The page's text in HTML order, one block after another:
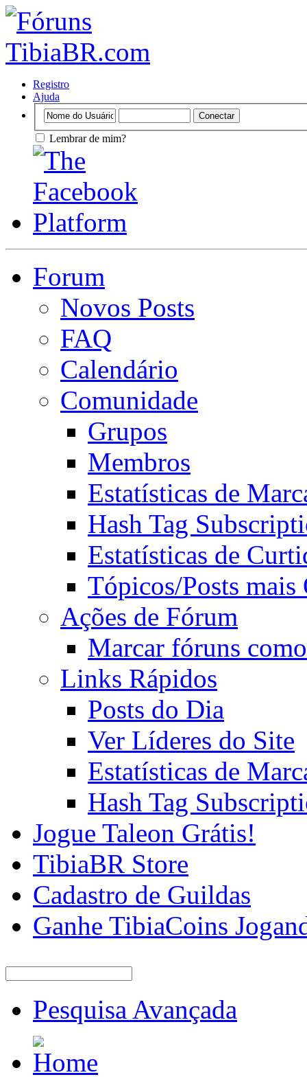
Registro
Ajuda
Lembrar de mim?
Forum
Novos Posts
FAQ
Calendário
Comunidade
Grupos
Membros
Estatísticas de
Hash Tag
Estatísticas de
Tópicos/Posts mais
Ações de Fórum
Marcar fóruns
Links Rápidos
Posts do Dia
Ver Líderes do Site
Estatísticas de
Hash Tag
Jogue Taleon Grátis!
TibiaBR Store
Cadastro de Guildas
Ganhe TibiaCoins
Pesquisa Avançada